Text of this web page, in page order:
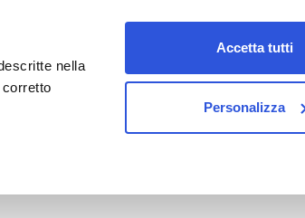
nella
Accetta tutti
Personalizza
vet&pet